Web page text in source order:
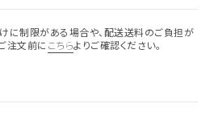
に制限がある場合や、配送送料のご負担が
注文前に こちらよりご確認ください。